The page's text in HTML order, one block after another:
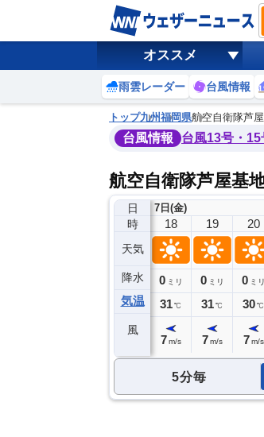
オススメ
雨雲レーダー 台風情報
トップ九州福岡県航空自衛隊芦
台風情報 台風13号・
航空自衛隊芦屋基
日
時
天気
降水
気温
風
7日(金)
17
0ミリ
32℃
18
0 ミリ
31℃
7 m/s
19
0 ミリ
31℃
7 m/s
20
0 ミリ
30℃
7 m/s
5分毎